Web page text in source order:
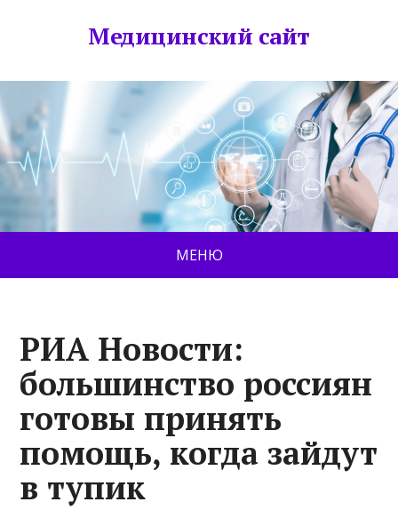
Медицинский сайт
МЕНЮ
РИА Новости:
большинство россиян
готовы принять
помощь, когда зайдут
в тупик